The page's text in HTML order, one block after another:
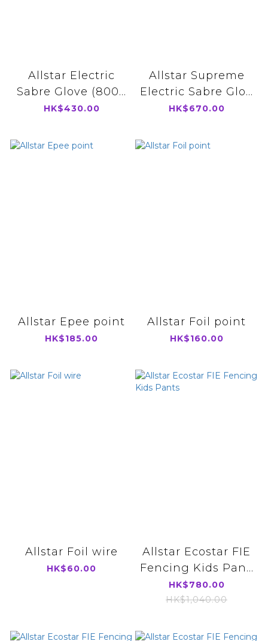
Allstar Electric
Sabre Glove (800...
HK$430.00
Allstar Supreme
Electric Sabre Glo...
HK$670.00
Allstar Epee point
HK$185.00
Allstar Foil point
HK$160.00
Allstar Foil wire
HK$60.00
Allstar Ecostar FIE
Fencing Kids Pan...
HK$780.00
HK$1,040.00